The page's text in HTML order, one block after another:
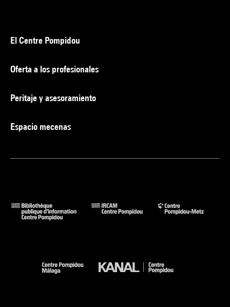
El Centre Pompidou
Oferta a los profesionales
Peritaje y asesoramiento
Espacio mecenas